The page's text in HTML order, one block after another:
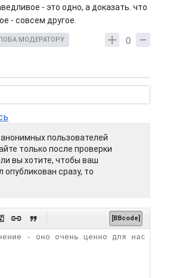
- это одно, а доказать. что
- совсем другое.
0
МОДЕРАТОРУ
пользователей
только после проверки
вы хотите, чтобы ваш
сразу, то
  [BBcode]